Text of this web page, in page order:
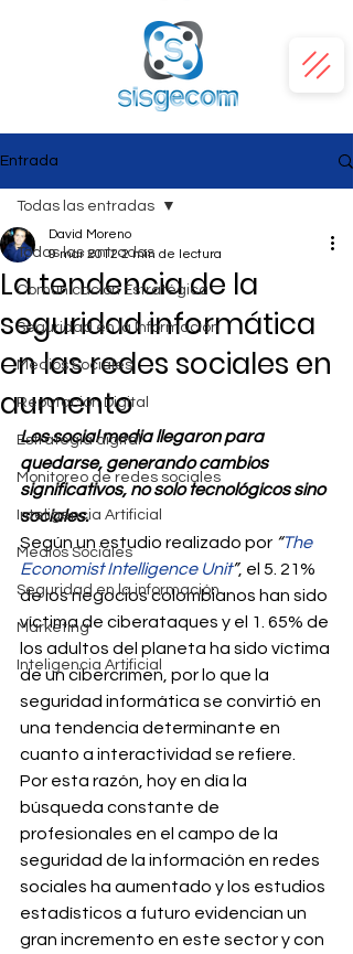
Entrada
Todas las entradas
Comunicación Estratégica
Seguridad en la Información
Medios Sociales
Reputación Digital
Estrategia digital
Monitoreo de redes sociales
Inteligencia Artificial
Medios Sociales
Seguridad en la información
Marketing
Inteligencia Artificial
Todas las entradas
La tendencia de la
seguridad informática
en las redes sociales en
aumento
David Moreno
9 mar 2012 2 min de lectura
Los social media llegaron para
quedarse, generando cambios
significativos, no solo tecnológicos sino
sociales.
Según un estudio realizado por “The
Economist Intelligence Unit”, el 5. 21%
de los negocios colombianos han sido
víctima de ciberataques y el 1. 65% de
los adultos del planeta ha sido víctima
de un cibercrimen, por lo que la
seguridad informática se convirtió en
una tendencia determinante en
cuanto a interactividad se refiere.
Por esta razón, hoy en día la
búsqueda constante de
profesionales en el campo de la
seguridad de la información en redes
sociales ha aumentado y los estudios
estadísticos a futuro evidencian un
gran incremento en este sector y con